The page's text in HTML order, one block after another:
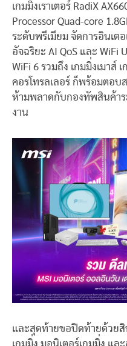
เกมมิ่งเราเตอร์ RadiX
Processor Quad-core
ระดับพรีเมียม จัดการอินเต
อัจฉริยะ AI QoS และ WiFi
WiFi 6 รวมถึง เกมมิ่งเมาส์
คอรโทรลเลอร์ ก็พร้อมตอ
ห้ามพลาดกับกองทัพสินค้าร
งาน
และสุดท้ายขอปิดท้ายด้วย
เกมมิ่ง มอนิเตอร์เกมมิ่ง แ